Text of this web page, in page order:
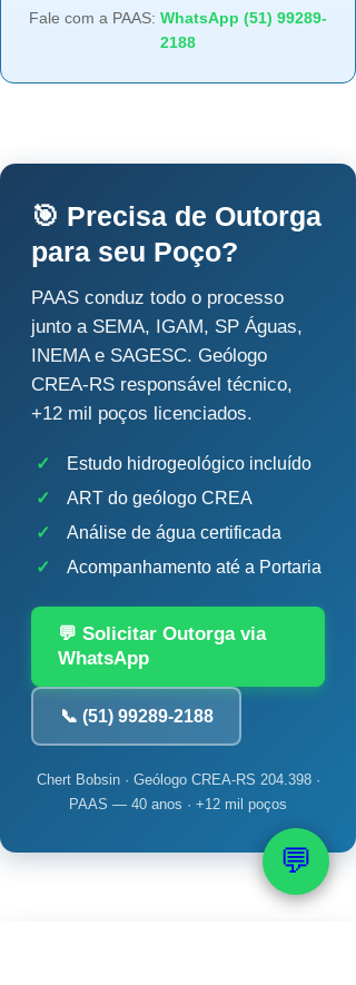
Fale com a PAAS: WhatsApp (51) 99289-
2188
🎯 Precisa de Outorga
para seu Poço?
PAAS conduz todo o processo
junto a SEMA, IGAM, SP Águas,
INEMA e SAGESC. Geólogo
CREA-RS responsável técnico,
+12 mil poços licenciados.
✓
Estudo hidrogeológico incluído
✓
ART do geólogo CREA
✓
Análise de água certificada
✓
Acompanhamento até a Portaria
💬 Solicitar Outorga via
WhatsApp
📞 (51) 99289-2188
Chert Bobsin · Geólogo CREA-RS 204.398 ·
PAAS — 40 anos · +12 mil poços
💬